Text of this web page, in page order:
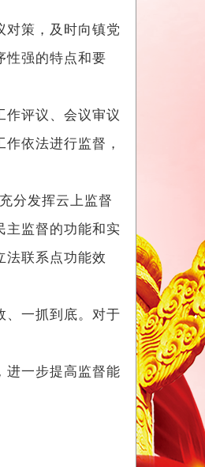
对策，及时向镇党
性强的特点和要
作评议、会议审议
依法进行监督，
分发挥云上监督
主监督的功能和实
法联系点功能效
、一抓到底。对于
一步提高监督能